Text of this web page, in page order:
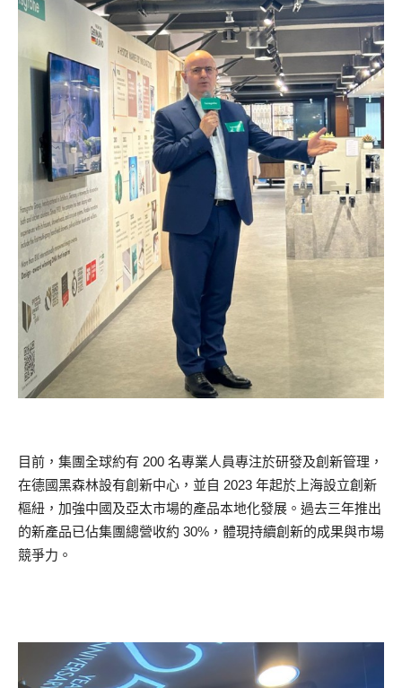
目前，集團全球約有 200 名專業人員專注於研發及創新管理，
在德國黑森林設有創新中心，並自 2023 年起於上海設立創新
樞紐，加強中國及亞太市場的產品本地化發展。過去三年推出
的新產品已佔集團總營收約 30%，體現持續創新的成果與市場
競爭力。